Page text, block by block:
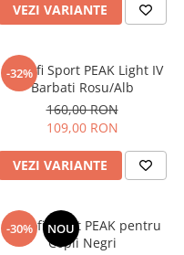
VEZI VARIANTE
-32%
Pantofi Sport PEAK Light IV
Barbati Rosu/Alb
160,00 RON
109,00 RON
VEZI VARIANTE
-30% NOU
Pantofi Sport PEAK pentru
Copii Negri